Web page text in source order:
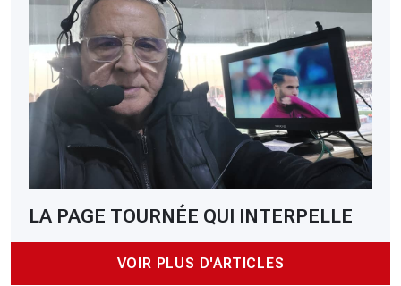
LA PAGE TOURNÉE QUI INTERPELLE
VOIR PLUS D'ARTICLES